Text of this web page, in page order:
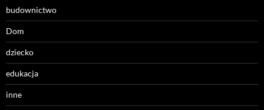
budownictwo
Dom
dziecko
edukacja
inne